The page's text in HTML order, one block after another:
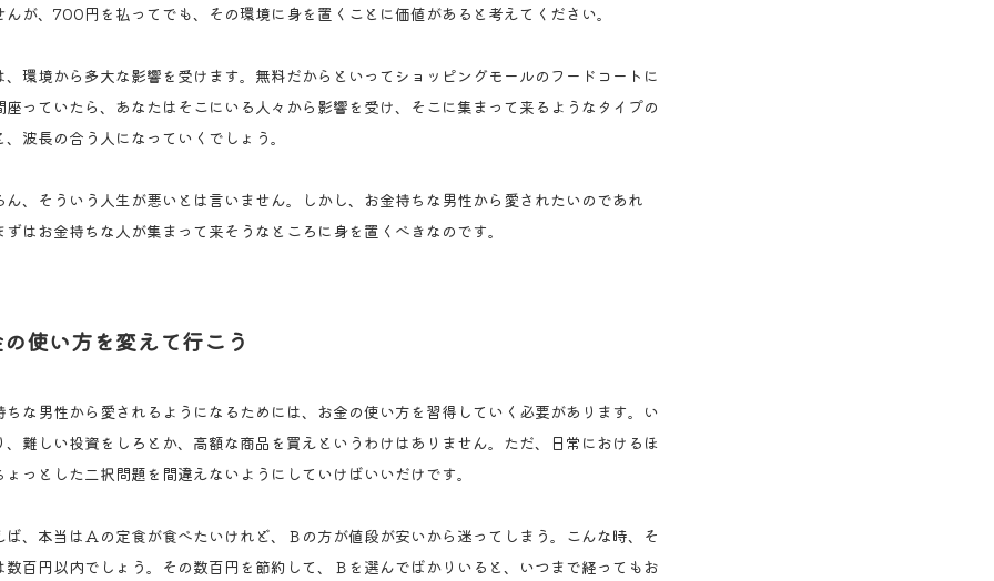
んが、700円を払ってでも、その環境に身を置くことに価値があると考えてください。
、環境から多大な影響を受けます。無料だからといってショッピングモールのフードコートに
座っていたら、あなたはそこにいる人々から影響を受け、そこに集まって来るようなタイプの
、波長の合う人になっていくでしょう。
ん、そういう人生が悪いとは言いません。しかし、お金持ちな男性から愛されたいのであれ
ずはお金持ちな人が集まって来そうなところに身を置くべきなのです。
使い方を変えて行こう
ちな男性から愛されるようになるためには、お金の使い方を習得していく必要があります。い
、難しい投資をしろとか、高額な商品を買えというわけはありません。ただ、日常におけるほ
ょっとした二択問題を間違えないようにしていけばいいだけです。
ば、本当はＡの定食が食べたいけれど、Ｂの方が値段が安いから迷ってしまう。こんな時、そ
数百円以内でしょう。その数百円を節約して、Ｂを選んでばかりいると、いつまで経ってもお